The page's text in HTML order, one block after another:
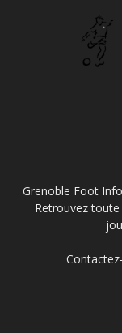
Grenoble Foot
Retrouvez